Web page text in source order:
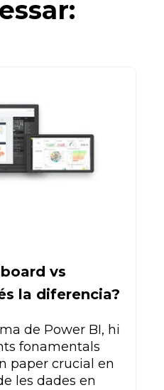
vs
la diferencia?
de Power BI, hi
fonamentals
paper crucial en
les dades en